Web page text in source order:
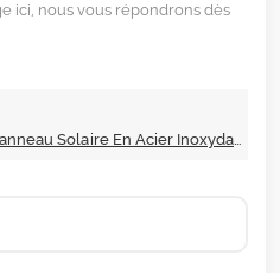
ici, nous vous répondrons dès
Clip De Vidange D'eau Pour Panneau Solaire En Acier Inoxydable